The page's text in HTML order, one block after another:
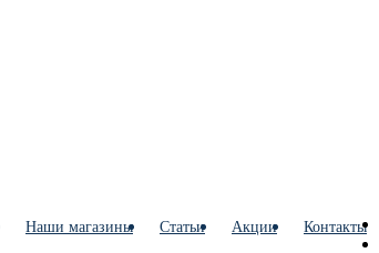
Наши магазины Статьи Акции Контакты